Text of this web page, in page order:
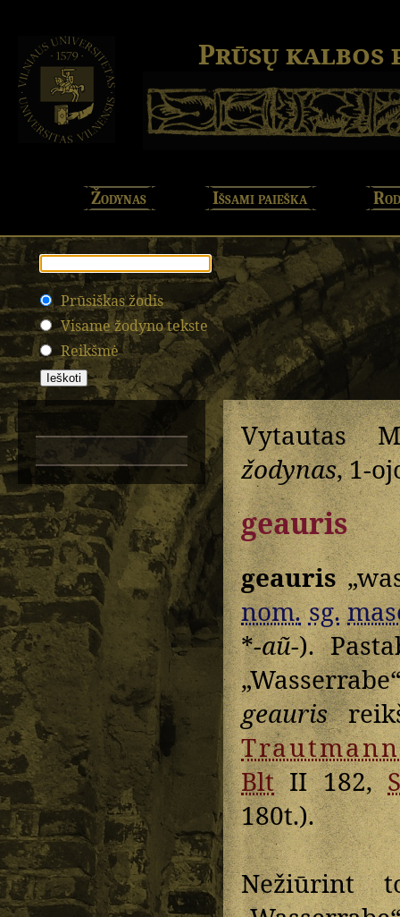
Prūsų kalbos
Žodynas Išsami paieška
Prūsiškas žodis
Visame žodyno tekste
Reikšmė
Vytautas
žodynas, 1-
geauris
geauris
nom. sg.
*-aũ-).
geauris
Trautmann
BltII 182,
180t.).